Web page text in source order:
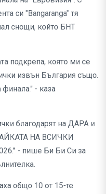
си "Bangaranga" тя
снощи, който БНТ
подкрепа, която ми се
извън България също.
- каза
благодарят на ДАРА и
НА ВСИЧКИ
- пише Би Би Си за
общо 10 от 15-те